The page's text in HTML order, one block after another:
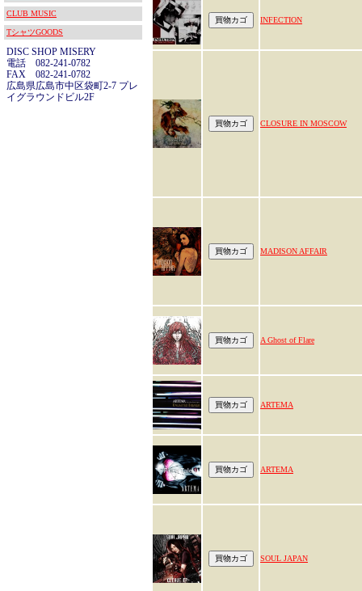
CLUB MUSIC
TシャツGOODS
DISC SHOP MISERY
電話 082-241-0782
FAX 082-241-0782
広島県広島市中区袋町2-7 プレ
イグラウンドビル2F
INFECTION
CLOSURE IN MOSCOW
MADISON AFFAIR
A Ghost of Flare
ARTEMA
ARTEMA
SOUL JAPAN